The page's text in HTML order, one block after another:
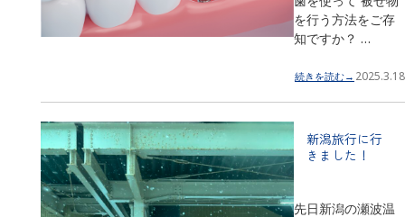
を行う方法をご存
知ですか？ …
続きを読む→ 2025.3.18
新潟旅行に行
きました！
先日新潟の瀬波温